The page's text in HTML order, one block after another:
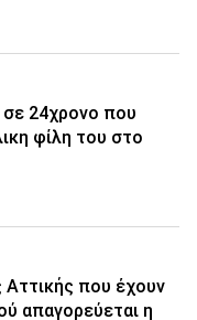
σε 24χρονο που
φίλη του στο
Αττικής που έχουν
απαγορεύεται η